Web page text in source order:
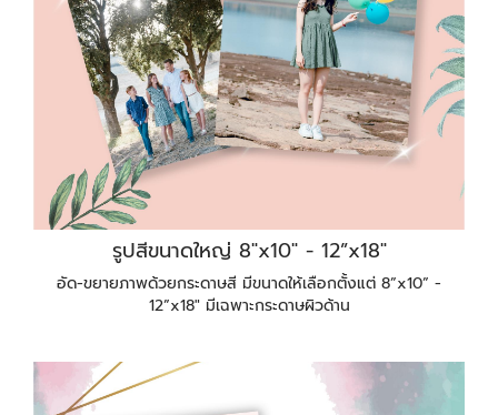
รูปสีขนาดใหญ่ 8"x10" - 12”x18"
อัด-ขยายภาพด้วยกระดาษสี มีขนาดให้เลือกตั้งแต่ 8”x10” -
12”x18" มีเฉพาะกระดาษผิวด้าน